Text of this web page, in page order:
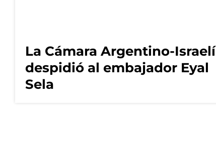
La Cámara Argentino-Israelí
despidió al embajador Eyal
Sela